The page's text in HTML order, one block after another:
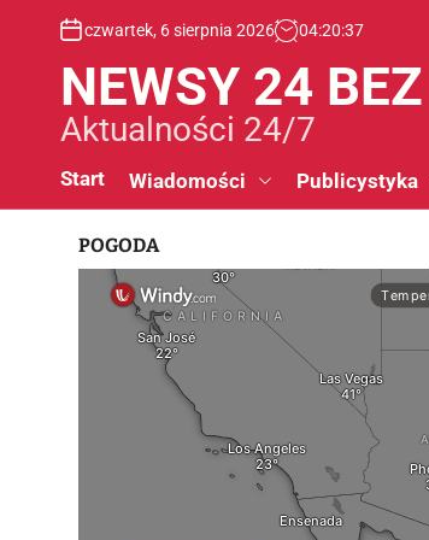
czwartek, 6 sierpnia 2026 04:20:38
NEWSY 24
Aktualności 24/7
Start Wiadomości Publicystyka
POGODA